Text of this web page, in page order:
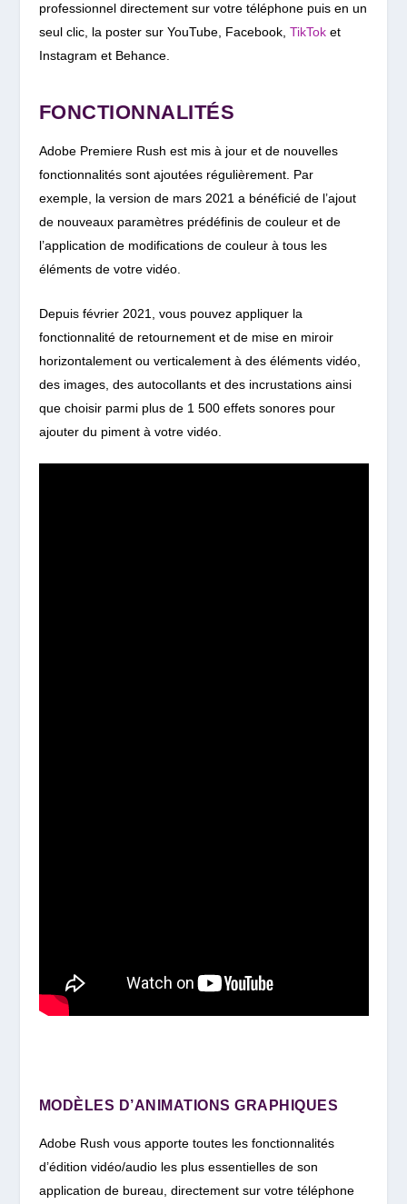
professionnel directement sur votre téléphone puis en un
seul clic, la poster sur YouTube, Facebook, TikToket
Instagram et Behance.
FONCTIONNALITÉS
Adobe Premiere Rush est mis à jour et de nouvelles
fonctionnalités sont ajoutées régulièrement. Par
exemple, la version de mars 2021 a bénéficié de l’ajout
de nouveaux paramètres prédéfinis de couleur et de
l’application de modifications de couleur à tous les
éléments de votre vidéo.
Depuis février 2021, vous pouvez appliquer la
fonctionnalité de retournement et de mise en miroir
horizontalement ou verticalement à des éléments vidéo,
des images, des autocollants et des incrustations ainsi
que choisir parmi plus de 1 500 effets sonores pour
ajouter du piment à votre vidéo.
MODÈLES D’ANIMATIONS GRAPHIQUES
Adobe Rush vous apporte toutes les fonctionnalités
d’édition vidéo/audio les plus essentielles de son
application de bureau, directement sur votre téléphone